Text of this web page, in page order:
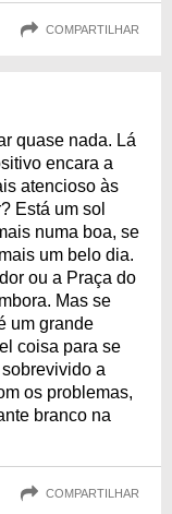
COMPARTILHAR
quase nada. Lá
encara a
atencioso às
Está um sol
numa boa, se
um belo dia.
ou a Praça do
Mas se
um grande
coisa para se
a
os problemas,
branco na
COMPARTILHAR